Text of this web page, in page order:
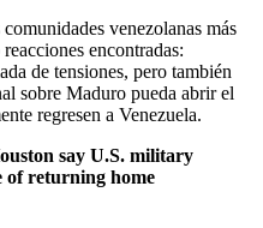
venezolanas más
encontradas:
de tensiones, pero también
sobre Maduro pueda abrir el
regresen a Venezuela.
say U.S. military
of returning home